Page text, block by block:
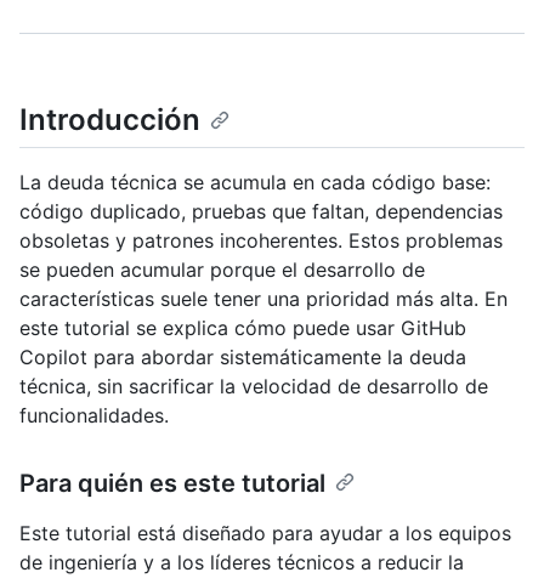
Introducción
La deuda técnica se acumula en cada código base:
código duplicado, pruebas que faltan, dependencias
obsoletas y patrones incoherentes. Estos problemas
se pueden acumular porque el desarrollo de
características suele tener una prioridad más alta. En
este tutorial se explica cómo puede usar GitHub
Copilot para abordar sistemáticamente la deuda
técnica, sin sacrificar la velocidad de desarrollo de
funcionalidades.
Para quién es este tutorial
Este tutorial está diseñado para ayudar a los equipos
de ingeniería y a los líderes técnicos a reducir la